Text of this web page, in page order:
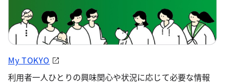
My TOKYO
利用者一人ひとりの興味関心や状況に応じて必要な情報